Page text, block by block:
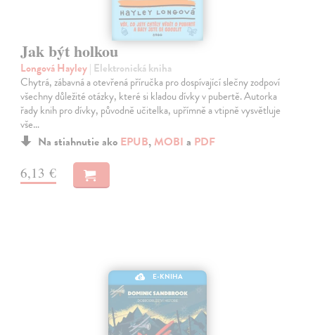
Jak být holkou
Longová Hayley| Elektronická kniha
Chytrá, zábavná a otevřená příručka pro dospívající slečny zodpoví
všechny důležité otázky, které si kladou dívky v pubertě. Autorka
řady knih pro dívky, původně učitelka, upřímně a vtipně vysvětluje
vše…
Na stiahnutie ako EPUB, MOBI a PDF
6,13 €
E-KNIHA